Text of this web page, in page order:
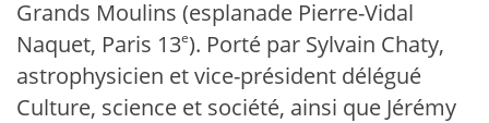
Grands Moulins (esplanade Pierre-Vidal
Naquet, Paris 13e). Porté par Sylvain Chaty,
astrophysicien et vice-président délégué
Culture, science et société, ainsi que Jérémy